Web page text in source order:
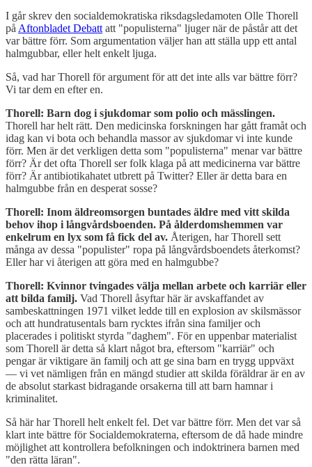
I går skrev den socialdemokratiska riksdagsledamoten Olle Thorell
på Aftonbladet Debatt att "populisterna" ljuger när de påstår att det
var bättre förr. Som argumentation väljer han att ställa upp ett antal
halmgubbar, eller helt enkelt ljuga.
Så, vad har Thorell för argument för att det inte alls var bättre förr?
Vi tar dem en efter en.
Thorell: Barn dog i sjukdomar som polio och mässlingen.
Thorell har helt rätt. Den medicinska forskningen har gått framåt och
idag kan vi bota och behandla massor av sjukdomar vi inte kunde
förr. Men är det verkligen detta som "populisterna" menar var bättre
förr? Är det ofta Thorell ser folk klaga på att medicinerna var bättre
förr? Är antibiotikahatet utbrett på Twitter? Eller är detta bara en
halmgubbe från en desperat sosse?
Thorell: Inom äldreomsorgen buntades äldre med vitt skilda
behov ihop i långvårdsboenden. På ålderdomshemmen var
enkelrum en lyx som få fick del av. Återigen, har Thorell sett
många av dessa "populister" ropa på långvårdsboendets återkomst?
Eller har vi återigen att göra med en halmgubbe?
Thorell: Kvinnor tvingades välja mellan arbete och karriär eller
att bilda familj. Vad Thorell åsyftar här är avskaffandet av
sambeskattningen 1971 vilket ledde till en explosion av skilsmässor
och att hundratusentals barn rycktes ifrån sina familjer och
placerades i politiskt styrda "daghem". För en uppenbar materialist
som Thorell är detta så klart något bra, eftersom "karriär" och
pengar är viktigare än familj och att ge sina barn en trygg uppväxt
— vi vet nämligen från en mängd studier att skilda föräldrar är en av
de absolut starkast bidragande orsakerna till att barn hamnar i
kriminalitet.
Så här har Thorell helt enkelt fel. Det var bättre förr. Men det var så
klart inte bättre för Socialdemokraterna, eftersom de då hade mindre
möjlighet att kontrollera befolkningen och indoktrinera barnen med
"den rätta läran".